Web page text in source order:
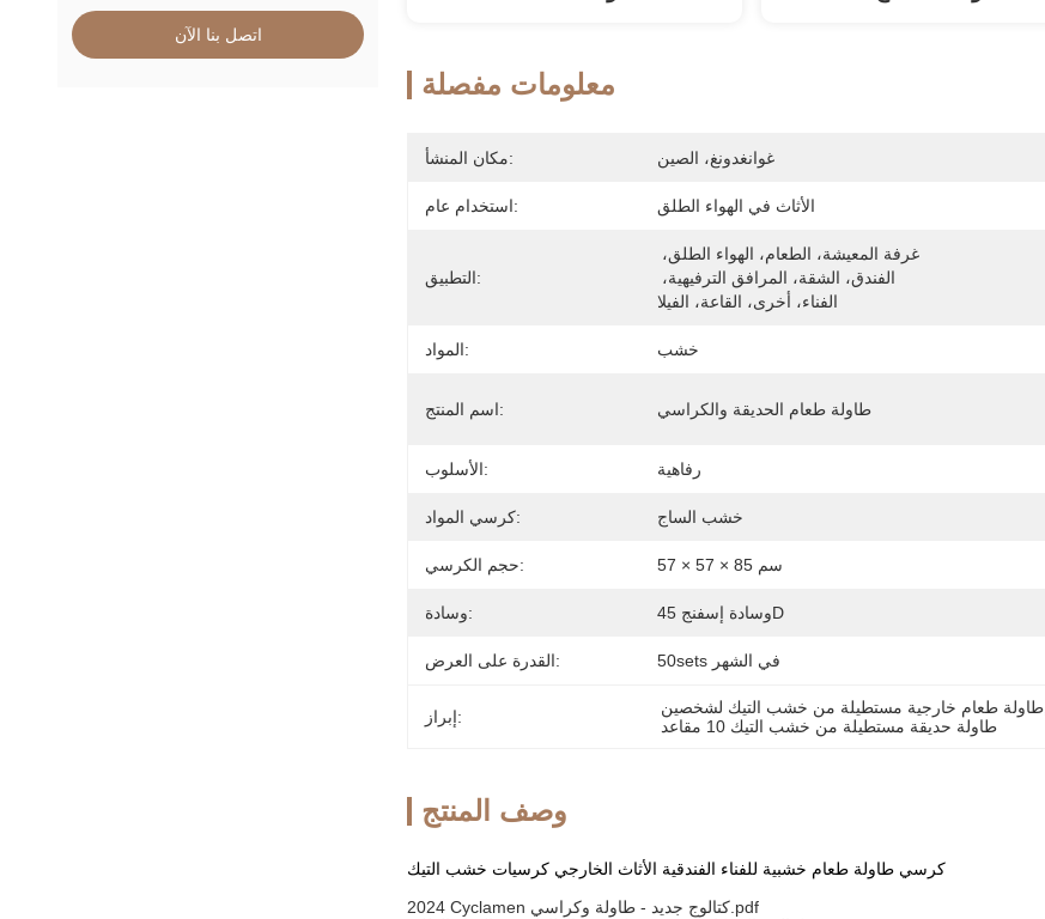
اتصل بنا الآن
معلومات مفصلة
مكان المنشأ: غوانغدونغ، الصين
استخدام عام: الأثاث في الهواء الطلق
التطبيق:
الفناء، أخرى، القاعة، الفيلا
المواد: خشب
اسم المنتج: طاولة طعام الحديقة والكراسي
الأسلوب: رفاهية
كرسي المواد: خشب الساج
حجم الكرسي: 57 × 57 × 85 سم
وسادة: وسادة إسفنج 45D
القدرة على العرض: 50sets في الشهر
إبراز: طاولة طعام خارجية مستطيلة من خشب التيك لشخصين,
طاولة حديقة مستطيلة من خشب التيك 10 مقاعد
وصف المنتج
كرسي طاولة طعام خشبية للفناء الفندقية الأثاث الخارجي كرسيات خشب التيك
2024 Cyclamen كتالوج جديد - طاولة وكراسي.pdf